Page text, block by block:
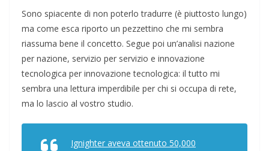
Sono spiacente di non poterlo tradurre (è piuttosto lungo)
ma come esca riporto un pezzettino che mi sembra
riassuma bene il concetto. Segue poi un’analisi nazione
per nazione, servizio per servizio e innovazione
tecnologica per innovazione tecnologica: il tutto mi
sembra una lettura imperdibile per chi si occupa di rete,
ma lo lascio al vostro studio.
Ignighter aveva ottenuto 50,000